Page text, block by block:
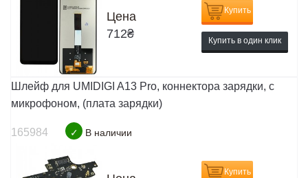
Цена
712₴
Купить
Купить в один клик
Шлейф для UMIDIGI A13 Pro, коннектора зарядки, с
микрофоном, (плата зарядки)
165984 ✓ В наличии
Купить